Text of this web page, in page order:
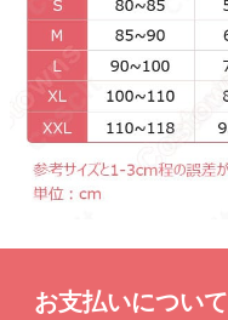
お支払いについて